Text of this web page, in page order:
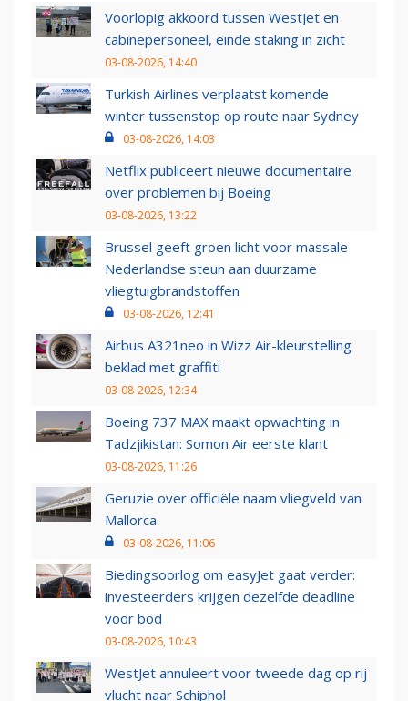
Voorlopig akkoord tussen WestJet en
cabinepersoneel, einde staking in zicht
03-08-2026, 14:40
Turkish Airlines verplaatst komende
winter tussenstop op route naar Sydney
03-08-2026, 14:03
Netflix publiceert nieuwe documentaire
over problemen bij Boeing
03-08-2026, 13:22
Brussel geeft groen licht voor massale
Nederlandse steun aan duurzame
vliegtuigbrandstoffen
03-08-2026, 12:41
Airbus A321neo in Wizz Air-kleurstelling
beklad met graffiti
03-08-2026, 12:34
Boeing 737 MAX maakt opwachting in
Tadzjikistan: Somon Air eerste klant
03-08-2026, 11:26
Geruzie over officiële naam vliegveld van
Mallorca
03-08-2026, 11:06
Biedingsoorlog om easyJet gaat verder:
investeerders krijgen dezelfde deadline
voor bod
03-08-2026, 10:43
WestJet annuleert voor tweede dag op rij
vlucht naar Schiphol